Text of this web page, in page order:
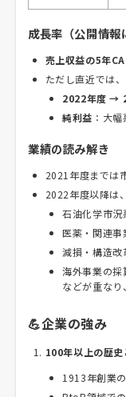
成長率（公開情報
売上収益の5年
ただし直近では、
2022年度 →
純利益 ：大幅
業績の読み解き
2021年度までは
2022年度以降は、
石油化学市況
医薬・関連事
減損・構造改
海外事業の採
などが重な
💪企業の強み
100年以上の歴
1913年創業